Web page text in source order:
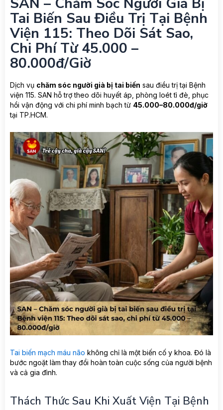
Tai Biến Sau Điều Trị Tại Bệnh
Viện 115: Theo Dõi Sát Sao,
Chi Phí Từ 45.000 –
80.000đ/giờ
Dịch vụ chăm sóc người già bị tai biến sau điều trị tại Bệnh
viện 115. SAN hỗ trợ theo dõi huyết áp, phòng loét tì đè, phục
hồi vận động với chi phí minh bạch từ 45.000–80.000đ/giờ
tại TP.HCM.
Tai biến mạch máu não không chỉ là một biến cố y khoa. Đó là
bước ngoặt làm thay đổi hoàn toàn cuộc sống của người bệnh
và cả gia đình.
Thách Thức Sau Khi Xuất Viện Tại Bệnh